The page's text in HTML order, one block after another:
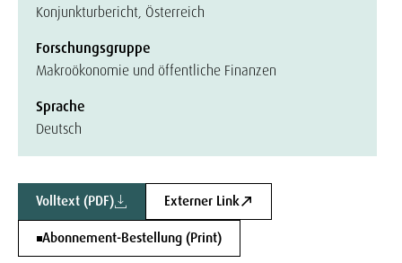
Konjunkturbericht, Österreich
Forschungsgruppe
Makroökonomie und öffentliche Finanzen
Sprache
Deutsch
Volltext (PDF) Externer Link
Abonnement-Bestellung (Print)